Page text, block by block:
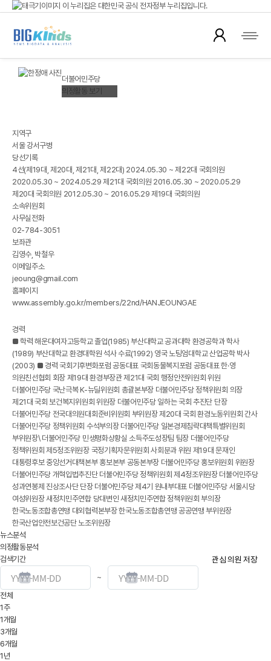
이 누리집은 대한민국 공식 전자정부 누리집입니다.
공식 누리집 주소 확인하기
go.kr 주소를 사용하는 누리집은 대한민국 정부기관이 관리하는 누리집입니다.
운영중인 공식 누리집보기
국회의원 뉴스
더불어민주당
의정활동 보기
지역구
서울 강서구병
당선기록
4선(제19대, 제20대, 제21대, 제22대) 2024.05.30 ~ 제22대 국회의원
2020.05.30 ~ 2024.05.29 제21대 국회의원 2016.05.30 ~ 2020.05.29
제20대 국회의원 2012.05.30 ~ 2016.05.29 제19대 국회의원
소속위원회
사무실전화
02-784-3051
보좌관
김영수, 박철우
이메일주소
jeoung@gmail.com
홈페이지
www.assembly.go.kr/members/22nd/HANJEOUNGAE
경력
■ 학력 해운대여자고등학교 졸업(1985) 부산대학교 공과대학 환경공학과 학사
(1989) 부산대학교 환경대학원 석사 수료(1992) 영국 노팅엄대학교 산업공학 박사
(2003) ■ 경력 국회기후변화포럼 공동대표 국회동물복지포럼 공동대표 한·영
의원친선협회 회장 제19대 환경부장관 제21대 국회 행정안전위원회 위원
더불어민주당 국난극복 K-뉴딜위원회 총괄본부장 더불어민주당 정책위원회 의장
제21대 국회 보건복지위원회 위원장 더불어민주당 일하는 국회 추진단 단장
더불어민주당 전국대의원대회준비위원회 부위원장 제20대 국회 환경노동위원회 간사
더불어민주당 정책위원회 수석부의장 더불어민주당 일본경제침략대책특별위원회
부위원장\ 더불어민주당 민생평화상황실 소득주도성장팀 팀장 더불어민주당
정책위원회 제5정조위원장 국정기획자문위원회 사회분과 위원 제19대 문재인
대통령후보 중앙선거대책본부 홍보본부 공동본부장 더불어민주당 홍보위원회 위원장
더불어민주당 개혁입법추진단 더불어민주당 정책위원회 제4정조위원장 더불어민주당
성과연봉제 진상조사단 단장 더불어민주당 제4기 원내부대표 더불어민주당 서울시당
여성위원장 새정치민주연합 당대변인 새정치민주연합 정책위원회 부의장
한국노동조합총연맹 대외협력본부장 한국노동조합총연맹 공공연맹 부위원장
한국산업안전보건공단 노조위원장
뉴스분석
의정활동분석
관심 의원 저장
검색기간
~
전체
1주
1개월
3개월
6개월
1년